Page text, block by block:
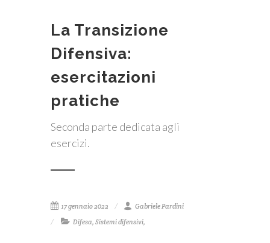
La Transizione
Difensiva:
esercitazioni
pratiche
Seconda parte dedicata agli
esercizi.
17 gennaio 2022
Gabriele Pardini
Difesa, Sistemi difensivi,